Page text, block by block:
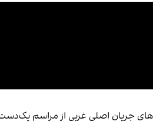
جریان اصلی غربی از مراسم یک‌دست